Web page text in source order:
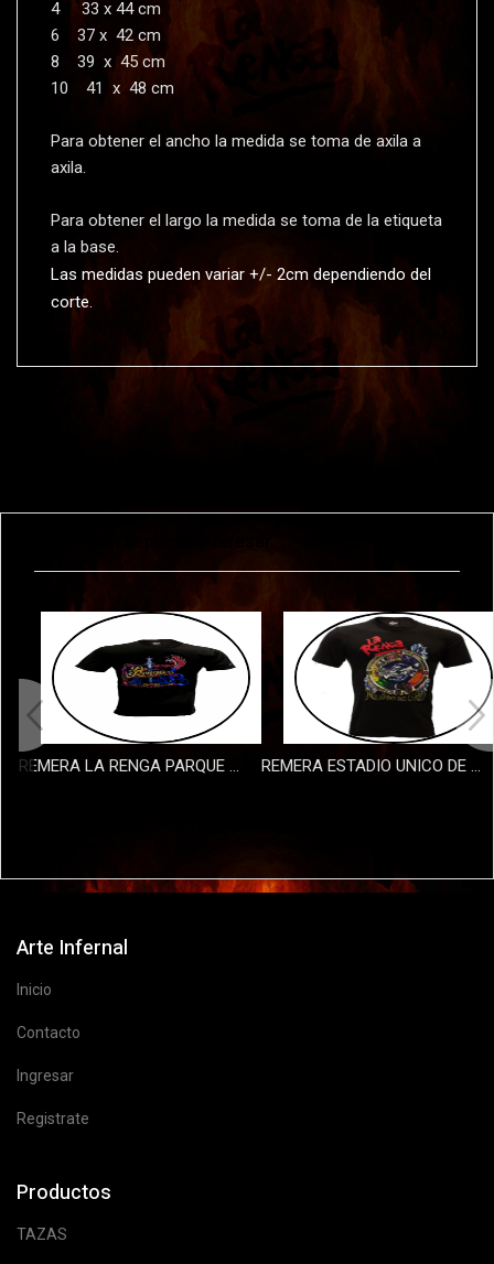
4 33 x 44 cm
6 37 x 42 cm
8 39 x 45 cm
10 41 x 48 cm
Para obtener el ancho la medida se toma de axila a
axila.
Para obtener el largo la medida se toma de la etiqueta
a la base.
Las medidas pueden variar +/- 2cm dependiendo del
corte.
REMERA LA RENGA PARQUE DE LA CIUDAD REMERA ESTADIO UNICO DE LA PLATA NIÃ‘O
Arte Infernal
Inicio
Contacto
Ingresar
Registrate
Productos
TAZAS